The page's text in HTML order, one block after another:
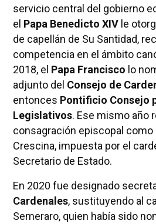
servicio central del gobierno
el Papa Benedicto XIVle
de capellán de Su Santidad,
competencia en el ámbito
2018, el Papa Francisco lo
adjunto del Consejo de
entonces Pontificio Consejo
Legislativos. Ese mismo año
consagración episcopal como
Crescina, impuesta por el
Secretario de Estado.
En 2020 fue designado
Cardenales, sustituyendo al
Semeraro, quien había sido